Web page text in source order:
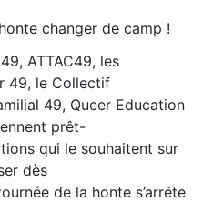
changer de camp !
ATTAC49, les
49, le Collectif
49, Queer Education
prêt-
qui le souhaitent sur
dès
de la honte s’arrête